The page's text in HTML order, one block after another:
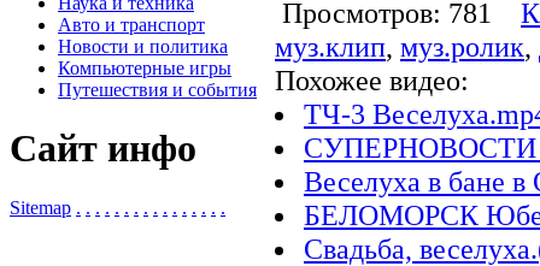
Авто и транспорт
Новости и политика
Компьютерные игры
Путешествия и события
Сайт инфо
Sitemap . . . . . . . . . . . . . . . .
Просмотров: 781
муз.клип, муз.ролик,
Похожее видео:
ТЧ-3
СУПЕРНОВОСТИ
Веселуха в бане
БЕЛОМОРСК
Свадьба,